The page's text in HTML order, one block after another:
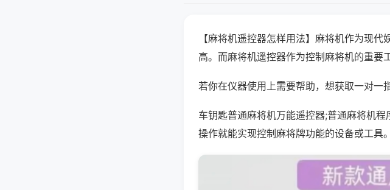
【麻将机遥控器怎样用法】麻将机作为现
高。而麻将机遥控器作为控制麻将机的重要
若你在仪器使用上需要帮助，想获取一对一
车钥匙普通麻将机万能遥控器;普通麻将机
操作就能实现控制麻将牌功能的设备或工具。